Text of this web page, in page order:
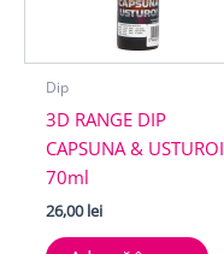
Dip
3D RANGE DIP
CAPSUNA & USTUROI
70ml
26,00lei